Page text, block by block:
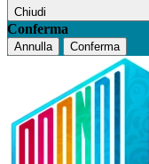
Chiudi
Conferma
Annulla Conferma